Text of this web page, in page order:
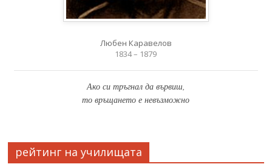
Любен Каравелов
1834 – 1879
Ако си тръгнал да вървиш,
то връщането е невъзможно
рейтинг на училищата